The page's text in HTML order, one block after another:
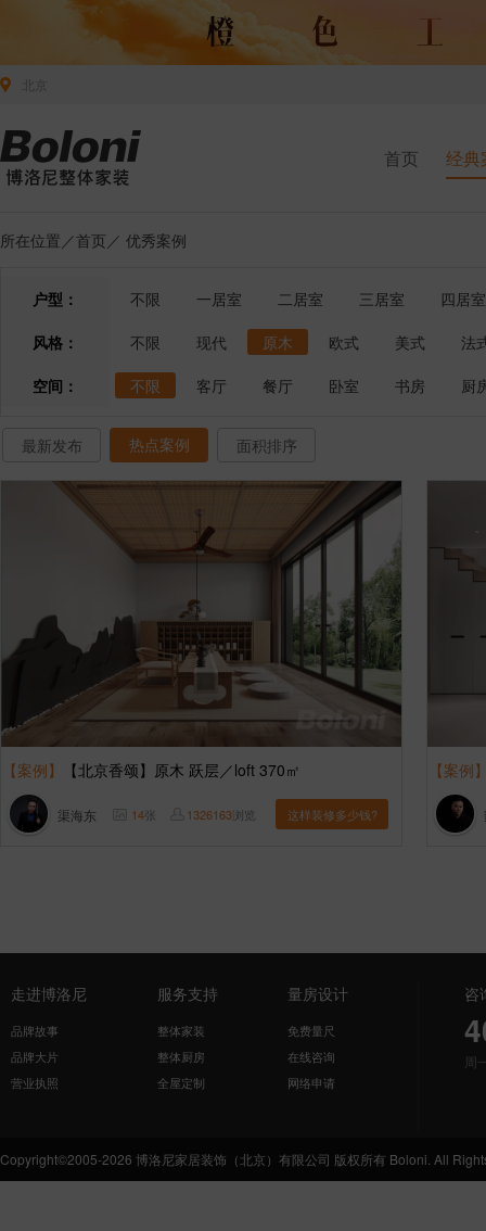
首页 经典
所在位置／首页 ／ 优秀案例
户型： 不限 一居室 二居室 三居室
四居室
风格：
不限 现代 原木 欧式 美式
法
空间：
不限 客厅 餐厅 卧室 书房 厨
最新发布 热点案例 面积排序
【案例】 【北京香颂】原木 跃层／loft 370㎡
渠海东 14张 1326163浏览 这样装修多少钱?
【案例
走进博洛尼
品牌故事
品牌大片
营业执照
服务支持
整体家装
整体厨房
全屋定制
量房设计
免费量尺
在线咨询
网络申请
咨
周
Copyright©2005-2026 博洛尼家居装饰（北京）有限公司 版权所有 Boloni. All